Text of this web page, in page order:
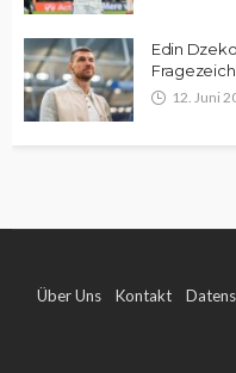
Edin
12. Juni
Über Uns Kontakt